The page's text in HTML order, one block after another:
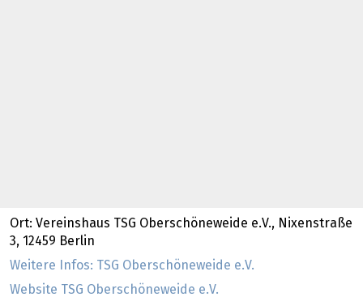
Ort: Vereinshaus TSG Oberschöneweide e.V., Nixenstraße
3, 12459 Berlin
Weitere Infos: TSG Oberschöneweide e.V.
Website TSG Oberschöneweide e.V.